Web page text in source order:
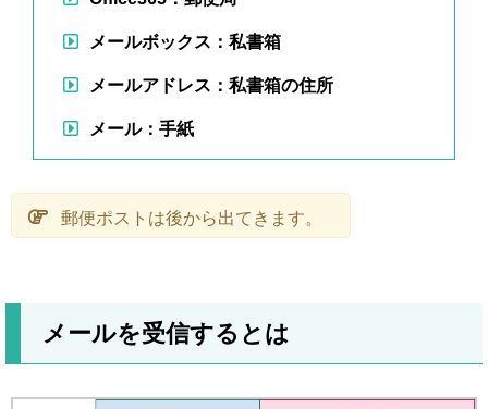
メールボックス：私書箱
メールアドレス：私書箱の住所
メール：手紙
郵便ポストは後から出てきます。
メールを受信するとは